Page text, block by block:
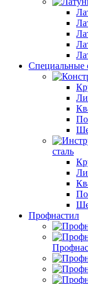
Специальные
сталь
Профнастил